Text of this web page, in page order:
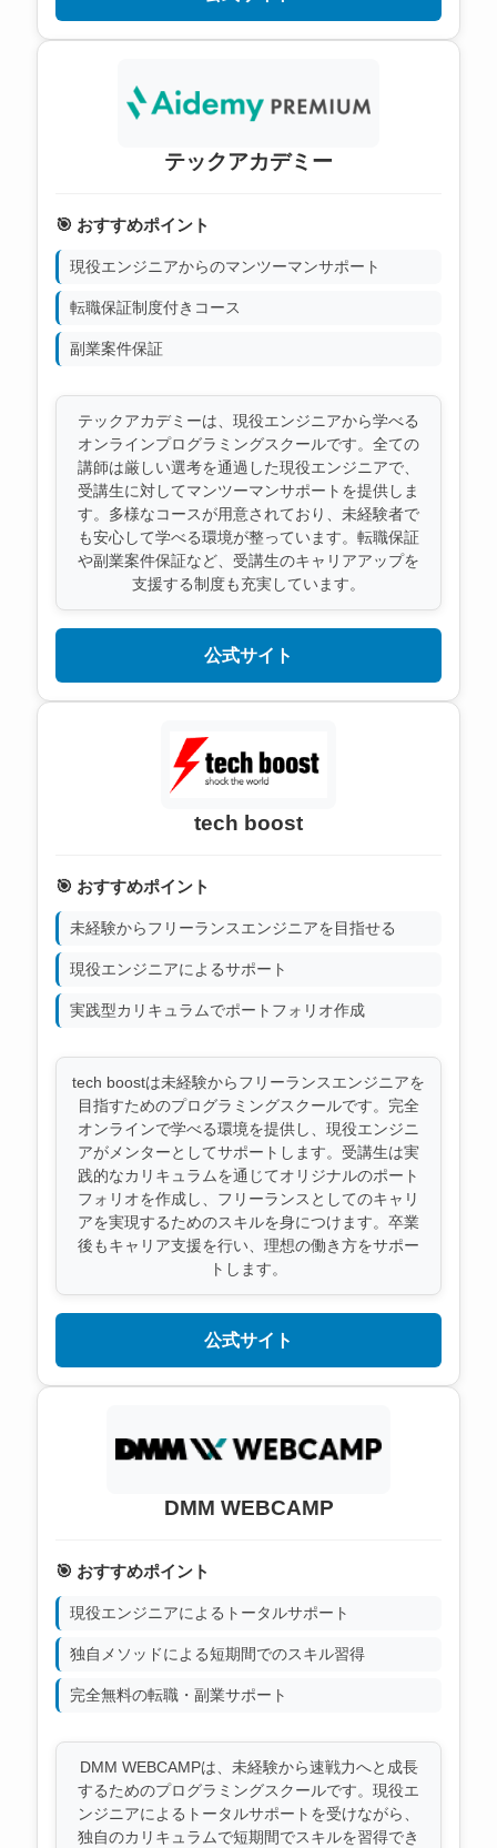
テックアカデミー
🎯 おすすめポイント
現役エンジニアからのマンツーマンサポート
転職保証制度付きコース
副業案件保証
テックアカデミーは、現役エンジニアから学べる
オンラインプログラミングスクールです。全ての
講師は厳しい選考を通過した現役エンジニアで、
受講生に対してマンツーマンサポートを提供しま
す。多様なコースが用意されており、未経験者で
も安心して学べる環境が整っています。転職保証
や副業案件保証など、受講生のキャリアアップを
支援する制度も充実しています。
公式サイト
tech boost
🎯 おすすめポイント
未経験からフリーランスエンジニアを目指せる
現役エンジニアによるサポート
実践型カリキュラムでポートフォリオ作成
tech boostは未経験からフリーランスエンジニアを
目指すためのプログラミングスクールです。完全
オンラインで学べる環境を提供し、現役エンジニ
アがメンターとしてサポートします。受講生は実
践的なカリキュラムを通じてオリジナルのポート
フォリオを作成し、フリーランスとしてのキャリ
アを実現するためのスキルを身につけます。卒業
後もキャリア支援を行い、理想の働き方をサポー
トします。
公式サイト
DMM WEBCAMP
🎯 おすすめポイント
現役エンジニアによるトータルサポート
独自メソッドによる短期間でのスキル習得
完全無料の転職・副業サポート
DMM WEBCAMPは、未経験から速戦力へと成長
するためのプログラミングスクールです。現役エ
ンジニアによるトータルサポートを受けながら、
独自のカリキュラムで短期間でスキルを習得でき